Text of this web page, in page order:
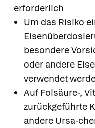
erforderlich
Um das Risiko
besondere
oder andere
verwendet
Auf Folsäure-,
zurückgeführte
andere Ursa-